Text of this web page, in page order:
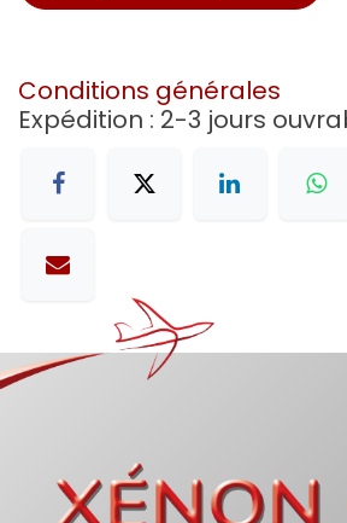
Conditions générales
Expédition : 2-3 jours